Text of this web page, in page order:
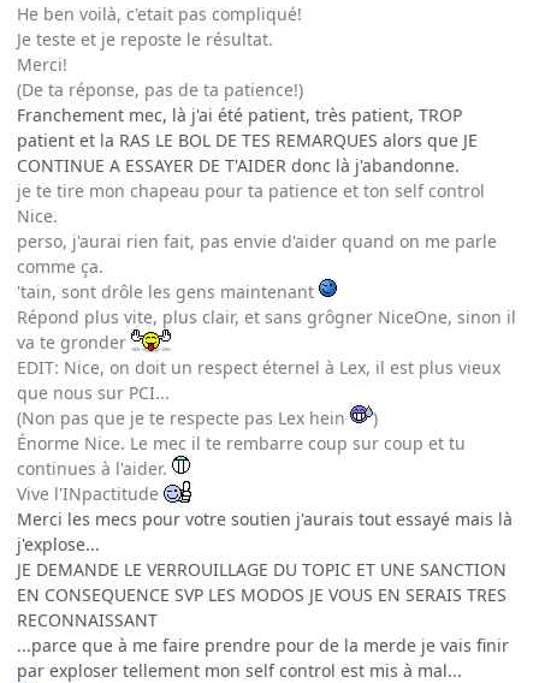
He ben voilà, c'etait pas compliqué!
Je teste et je reposte le résultat.
Merci!
(De ta réponse, pas de ta patience!)
Franchement mec, là j'ai été patient, très patient, TROP
patient et la RAS LE BOL DE TES REMARQUES alors que JE
CONTINUE A ESSAYER DE T'AIDER donc là j'abandonne.
je te tire mon chapeau pour ta patience et ton self control
Nice.
perso, j'aurai rien fait, pas envie d'aider quand on me parle
comme ça.
'tain, sont drôle les gens maintenant
Répond plus vite, plus clair, et sans grôgner NiceOne, sinon il
va te gronder
EDIT: Nice, on doit un respect éternel à Lex, il est plus vieux
que nous sur PCI...
(Non pas que je te respecte pas Lex hein
)
Énorme Nice. Le mec il te rembarre coup sur coup et tu
continues à l'aider.
Vive l'INpactitude
Merci les mecs pour votre soutien j'aurais tout essayé mais là
j'explose...
JE DEMANDE LE VERROUILLAGE DU TOPIC ET UNE SANCTION
EN CONSEQUENCE SVP LES MODOS JE VOUS EN SERAIS TRES
RECONNAISSANT
...parce que à me faire prendre pour de la merde je vais finir
par exploser tellement mon self control est mis à mal...